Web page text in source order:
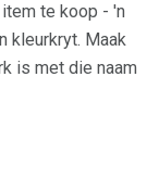
te koop - 'n
kleurkryt. Maak
is met die naam